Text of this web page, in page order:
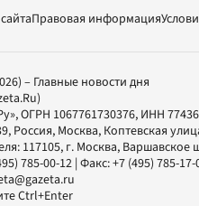
Правовая информация
– Главные новости дня
, ОГРН 1067761730376, ИНН
Россия, Москва, Коптевская
117105, г. Москва, Варшавское
785-00-12| Факс:+7 (495) 785-17-
Ctrl+Enter